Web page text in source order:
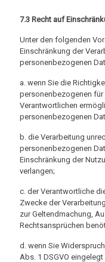
7.3 Recht auf
Unter den folgenden
Einschränkung der
personenbezogenen
a. wenn Sie die
personenbezogenen für
Verantwortlichen
personenbezogenen
b. die Verarbeitung
personenbezogenen
Einschränkung der
verlangen;
c. der Verantwortliche
Zwecke der
zur Geltendmachung,
Rechtsansprüchen
d. wenn Sie
Abs. 1 DSGVO